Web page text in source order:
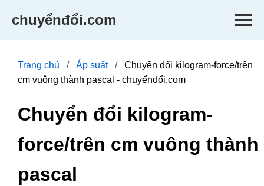
chuyểnđổi.com
Trang chủ Áp suất
Chuyển đổi kilogram-force/trên
cm vuông thành pascal - chuyểnđổi.com
Chuyển đổi kilogram-
force/trên cm vuông thành
pascal